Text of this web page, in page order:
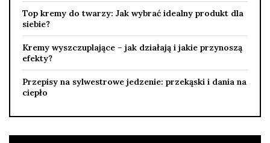
Top kremy do twarzy: Jak wybrać idealny produkt dla
siebie?
Kremy wyszczuplające – jak działają i jakie przynoszą
efekty?
Przepisy na sylwestrowe jedzenie: przekąski i dania na
ciepło